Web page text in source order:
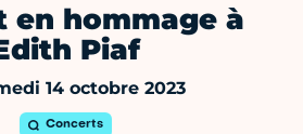
en hommage à
Piaf
14 octobre 2023
Concerts